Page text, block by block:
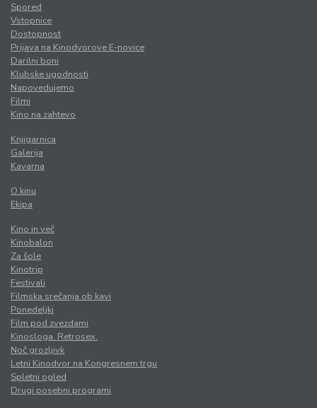
Spored
Vstopnice
Dostopnost
Prijava na Kinodvorove E-novice
Darilni boni
Klubske ugodnosti
Napovedujemo
Filmi
Kino na zahtevo
Knjigarnica
Galerija
Kavarna
O kinu
Ekipa
Kino in več
Kinobalon
Za šole
Kinotrip
Festivali
Filmska srečanja ob kavi
Ponedeljki
Film pod zvezdami
Kinosloga. Retrosex.
Noč grozljivk
Letni Kinodvor na Kongresnem trgu
Spletni ogled
Drugi posebni programi